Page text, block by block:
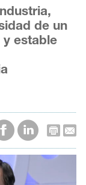
de un
estable